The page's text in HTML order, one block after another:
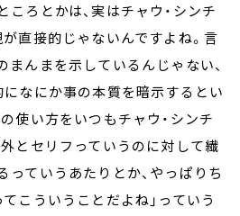
ろとかは、実はチャウ・シンチ
直接的じゃないんですよね。言
んまを示しているんじゃない、
になにか事の本質を暗示するとい
使い方をいつもチャウ・シンチ
とセリフっていうのに対して繊
ていうあたりとか、やっぱりち
こういうことだよね」っていう